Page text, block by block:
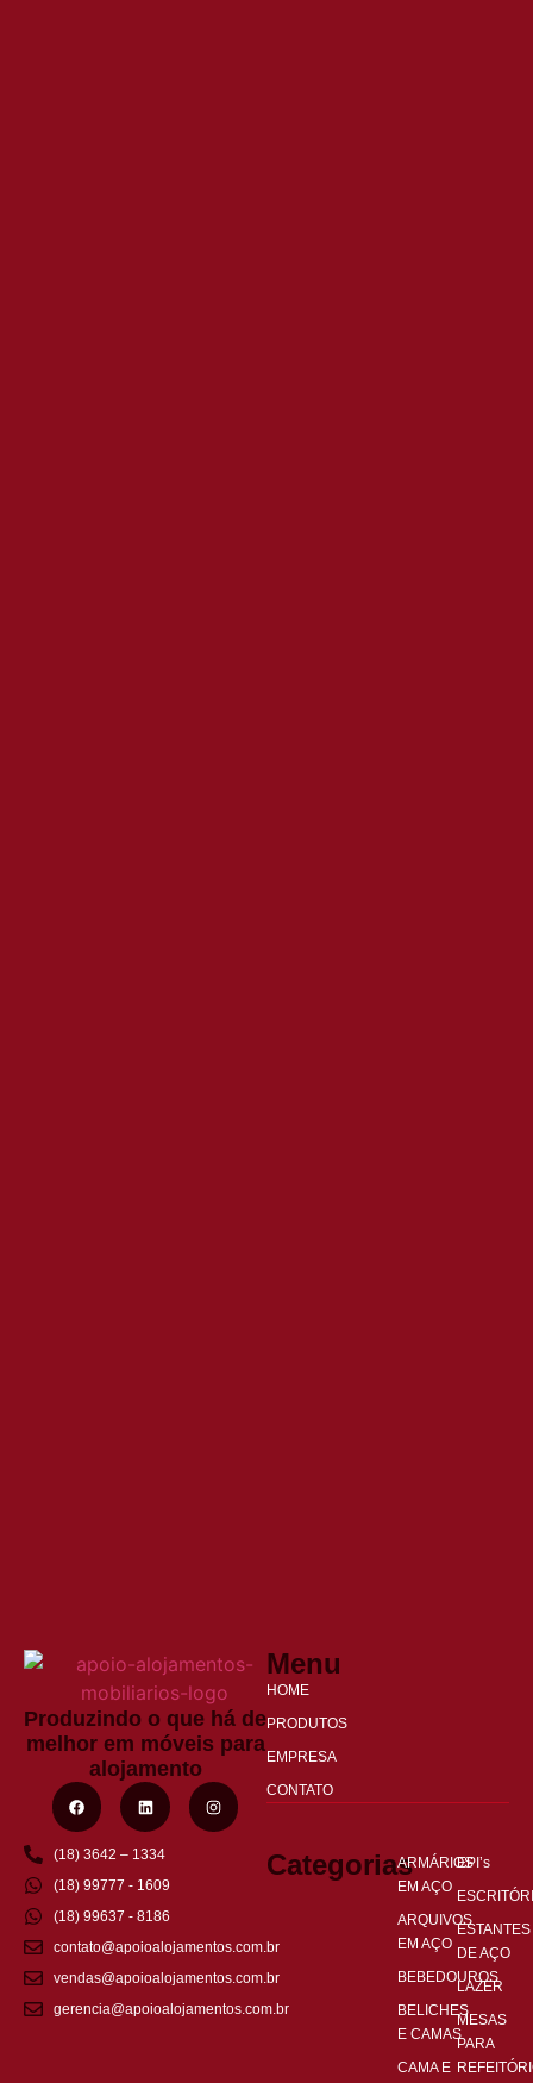
Produzindo o que há de
melhor em móveis para
alojamento
(18) 3642 – 1334
(18) 99777 - 1609
(18) 99637 - 8186
contato@apoioalojamentos.com.br
vendas@apoioalojamentos.com.br
gerencia@apoioalojamentos.com.br
Menu
HOME
PRODUTOS
EMPRESA
CONTATO
CategoriasARMÁRIOS
EM AÇO
ARQUIVOS
EM AÇO
BEBEDOUROS
BELICHES
E CAMAS
CAMA E
EPI’s
ESTANTES
DE AÇO
LAZER
MESAS
PARA